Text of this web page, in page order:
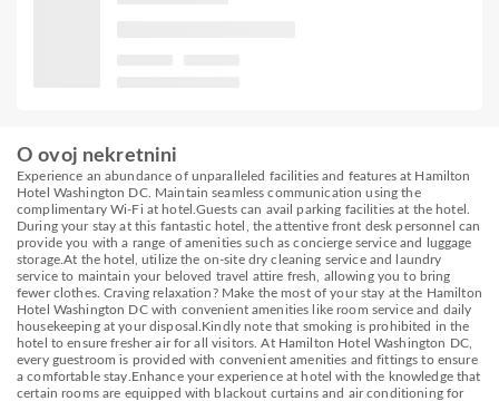
O ovoj nekretnini
Experience an abundance of unparalleled facilities and features at Hamilton
Hotel Washington DC. Maintain seamless communication using the
complimentary Wi-Fi at hotel.Guests can avail parking facilities at the hotel.
During your stay at this fantastic hotel, the attentive front desk personnel can
provide you with a range of amenities such as concierge service and luggage
storage.At the hotel, utilize the on-site dry cleaning service and laundry
service to maintain your beloved travel attire fresh, allowing you to bring
fewer clothes. Craving relaxation? Make the most of your stay at the Hamilton
Hotel Washington DC with convenient amenities like room service and daily
housekeeping at your disposal.Kindly note that smoking is prohibited in the
hotel to ensure fresher air for all visitors. At Hamilton Hotel Washington DC,
every guestroom is provided with convenient amenities and fittings to ensure
a comfortable stay.Enhance your experience at hotel with the knowledge that
certain rooms are equipped with blackout curtains and air conditioning for